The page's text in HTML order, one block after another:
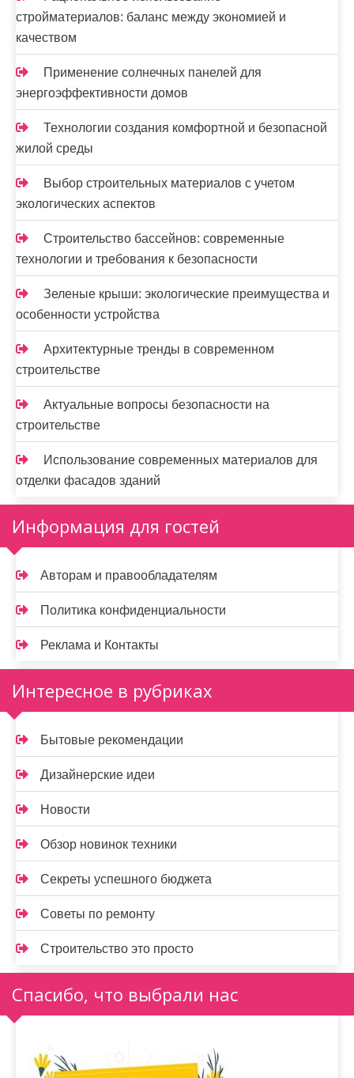
стройматериалов: баланс между экономией и
качеством
Применение солнечных панелей для
энергоэффективности домов
Технологии создания комфортной и безопасной
жилой среды
Выбор строительных материалов с учетом
экологических аспектов
Строительство бассейнов: современные
технологии и требования к безопасности
Зеленые крыши: экологические преимущества и
особенности устройства
Архитектурные тренды в современном
строительстве
Актуальные вопросы безопасности на
строительстве
Использование современных материалов для
отделки фасадов зданий
Информация для гостей
Авторам и правообладателям
Политика конфиденциальности
Реклама и Контакты
Интересное в рубриках
Бытовые рекомендации
Дизайнерские идеи
Новости
Обзор новинок техники
Секреты успешного бюджета
Советы по ремонту
Строительство это просто
Спасибо, что выбрали нас